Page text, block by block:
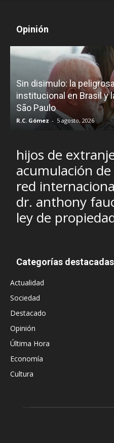
Opinión
Sin disimulo: la
institucional en Brasil y
São Paulo
R.C. Gómez - 5 agosto, 2026
hijos de
acumulación
red
dr. anthony
ley de
Categorías destacadas
Actualidad
Sociedad
Destacado
Opinión
Última Hora
Economía
Cultura